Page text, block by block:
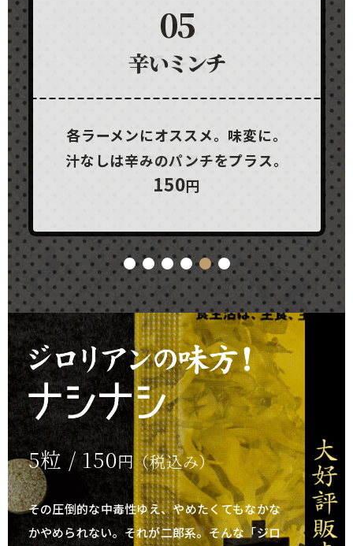
01
うずら玉子
各ラーメンにオススメ。
箸休めに。
円 / 5個
02
とろけるチーズ
各ラーメンにオススメ。
より濃厚に。
100円
03
豚
ちょっと物足りない時に。
1枚150円 / 3枚300円
5枚450円
04
ニラキムチ
各ラーメンにオススメ。味変に。
汁なしはピリッと辛みをプラス。
50円
05
辛いミンチ
各ラーメンにオススメ。味変に。
汁なしは辛みのパンチをプラス。
150円
07
粉チーズ
汁なしにおススメ。
濃厚まろやかな味へ。
100円
5粒 / 150円（税込み）
その圧倒的な中毒性ゆえ、やめたくてもなかな
かやめられない。それが二郎系。そんな「ジロ